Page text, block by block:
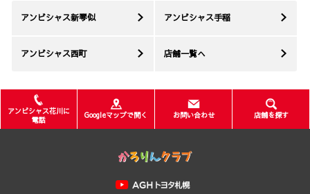
アンビシャス新琴似 アンビシャス手稲
アンビシャス西町 店舗一覧へ
アンビシャス花川に
電話
Googleマップで開く お問い合わせ 店舗を探す